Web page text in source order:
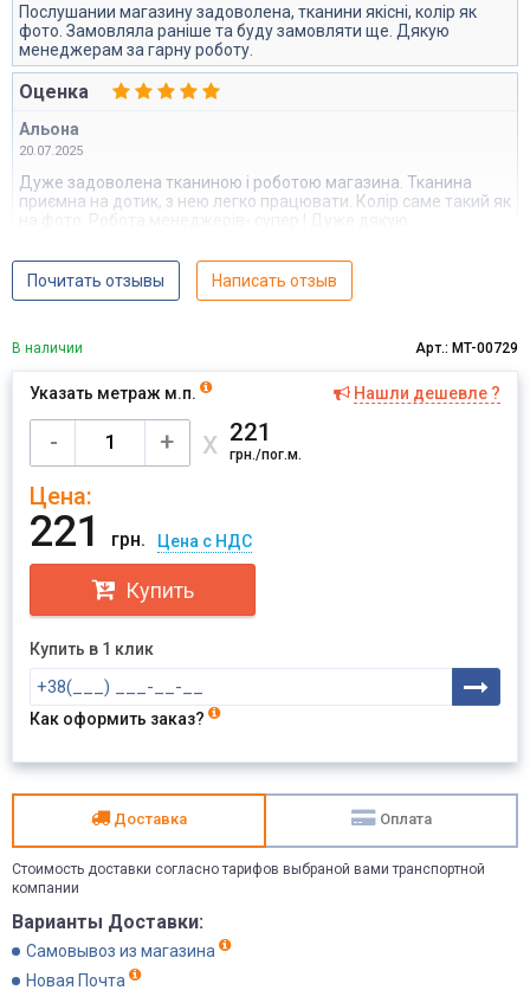
Послушании магазину задоволена, тканини якісні, колір як
фото. Замовляла раніше та буду замовляти ще. Дякую
менеджерам за гарну роботу.
Оценка
Альона
20.07.2025
Дуже задоволена тканиною і роботою магазина. Тканина
приємна на дотик, з нею легко працювати. Колір саме такий як
на фото. Робота менеджерів- супер ! Дуже дякую.
Почитать отзывы Написать отзыв
В наличии Арт.: MT-00729
Указать метраж м.п. Нашли дешевле ?
- + х 221
грн./пог.м.
Цена:
221 грн. Цена с НДС
Купить
Купить в 1 клик
Как оформить заказ?
Доставка Оплата
Стоимость доставки согласно тарифов выбраной вами транспортной
компании
Варианты Доставки:
Самовывоз из магазина
Новая Почта